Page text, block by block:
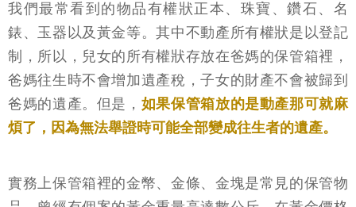
我們最常看到的物品有權狀正本、珠寶、鑽石、名
錶、玉器以及黃金等。其中不動產所有權狀是以登記
制，所以，兒女的所有權狀存放在爸媽的保管箱裡，
爸媽往生時不會增加遺產稅，子女的財產不會被歸到
爸媽的遺產。但是， 如果保管箱放的是動產那可就麻
煩了，因為無法舉證時可能全部變成往生者的遺產。
實務上保管箱裡的金幣、金條、金塊是常見的保管物